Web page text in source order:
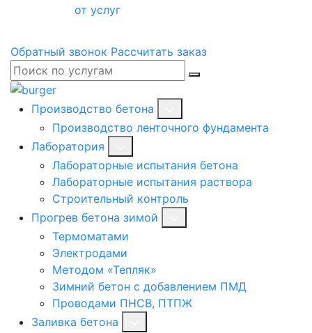
от услуг
Обратный звонок Рассчитать заказ
Производство бетона
Производство ленточного фундамента
Лаборатория
Лабораторные испытания бетона
Лабораторные испытания раствора
Строительный контроль
Прогрев бетона зимой
Термоматами
Электродами
Методом «Тепляк»
Зимний бетон с добавлением ПМД
Проводами ПНСВ, ПТПЖ
Заливка бетона